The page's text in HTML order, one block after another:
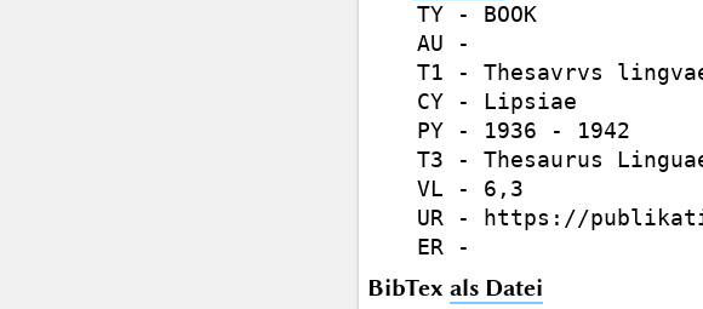
TY - BOOK
AU -
T1 - Thesavrvs
CY - Lipsiae
PY - 1936 - 1942
T3 - Thesaurus
VL - 6,3
UR - https://
BibTex als Datei